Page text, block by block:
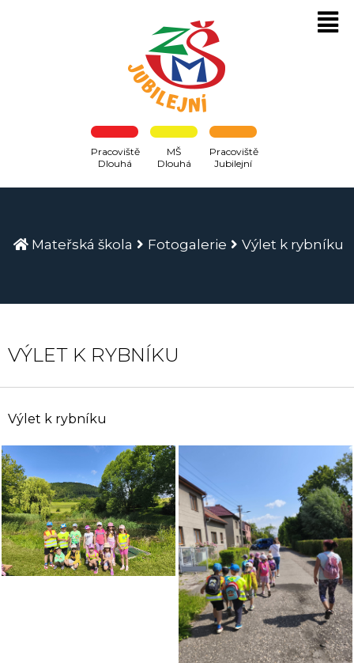
Pracoviště
Dlouhá
MŠ
Dlouhá
Pracoviště
Jubilejní
Mateřská škola Fotogalerie Výlet k rybníku
VÝLET K RYBNÍKU
Výlet k rybníku